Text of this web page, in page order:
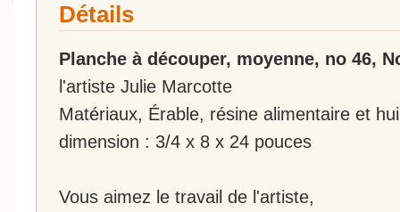
Détails
Planche à découper, moyenne, no 46,
l'artiste Julie Marcotte
Matériaux, Érable, résine alimentaire et
dimension : 3/4 x 8 x 24 pouces
Vous aimez le travail de l'artiste,